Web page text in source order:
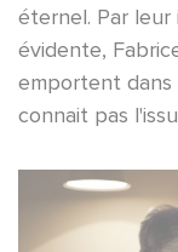
éternel. Par
évidente,
emportent
connait pas